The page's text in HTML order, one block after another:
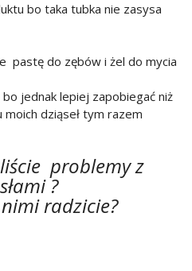
bo taka tubka nie zasysa
pastę do zębów i żel do mycia
jednak lepiej zapobiegać niż
dziąseł tym razem
problemy z
?
radzicie?